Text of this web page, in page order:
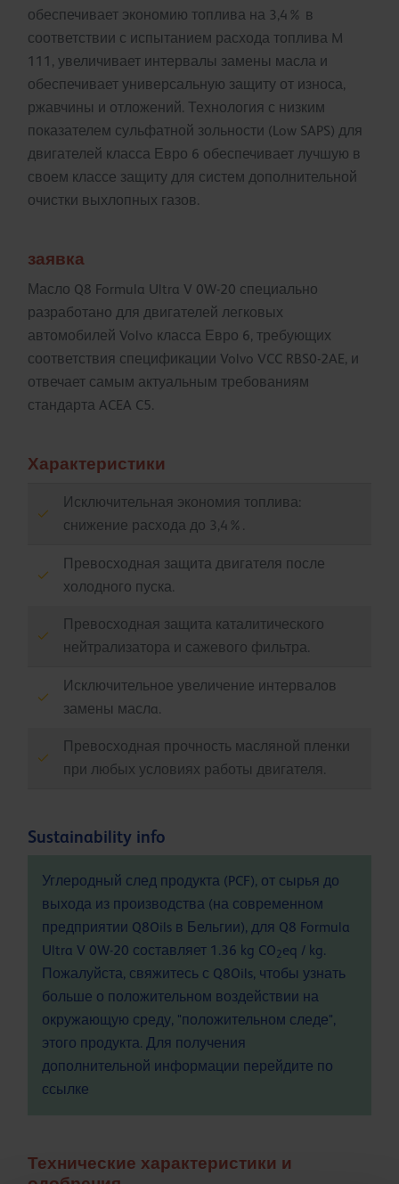
обеспечивает экономию топлива на 3,4% в
соответствии с испытанием расхода топлива M
111, увеличивает интервалы замены масла и
обеспечивает универсальную защиту от износа,
ржавчины и отложений. Технология с низким
показателем сульфатной зольности (Low SAPS) для
двигателей класса Евро 6 обеспечивает лучшую в
своем классе защиту для систем дополнительной
очистки выхлопных газов.
заявка
Масло Q8 Formula Ultra V 0W-20 специально
разработано для двигателей легковых
автомобилей Volvo класса Евро 6, требующих
соответствия спецификации Volvo VCC RBS0-2AE, и
отвечает самым актуальным требованиям
стандарта ACEA C5.
Характеристики
Исключительная экономия топлива:
снижение расхода до 3,4%.
Превосходная защита двигателя после
холодного пуска.
Превосходная защита каталитического
нейтрализатора и сажевого фильтра.
Исключительное увеличение интервалов
замены маслa.
Превосходная прочность масляной пленки
при любых условиях работы двигателя.
Sustainability info
Углеродный след продукта (PCF), от сырья до
выхода из производства (на современном
предприятии Q8Oils в Бельгии), для Q8 Formula
Ultra V 0W-20 составляет 1.36 kg CO2eq / kg.
Пожалуйста, свяжитесь с Q8Oils, чтобы узнать
больше о положительном воздействии на
окружающую среду, "положительном следе",
этого продукта. Для получения
дополнительной информации перейдите по
ссылке
Технические характеристики и